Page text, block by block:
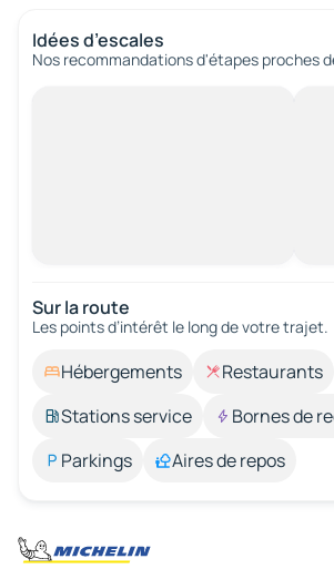
Idées d’escales
Nos recommandations d'étapes proches
Sur la route
Les points d’intérêt le long de votre trajet.
Hébergements Restaurants
Stations service
Bornes de
Parkings
Aires de repos